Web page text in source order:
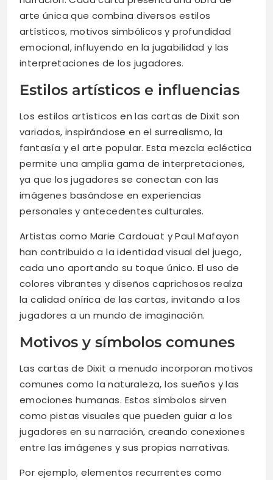
arte única que combina diversos estilos
artísticos, motivos simbólicos y profundidad
emocional, influyendo en la jugabilidad y las
interpretaciones de los jugadores.
Estilos artísticos e influencias
Los estilos artísticos en las cartas de Dixit son
variados, inspirándose en el surrealismo, la
fantasía y el arte popular. Esta mezcla ecléctica
permite una amplia gama de interpretaciones,
ya que los jugadores se conectan con las
imágenes basándose en experiencias
personales y antecedentes culturales.
Artistas como Marie Cardouat y Paul Mafayon
han contribuido a la identidad visual del juego,
cada uno aportando su toque único. El uso de
colores vibrantes y diseños caprichosos realza
la calidad onírica de las cartas, invitando a los
jugadores a un mundo de imaginación.
Motivos y símbolos comunes
Las cartas de Dixit a menudo incorporan motivos
comunes como la naturaleza, los sueños y las
emociones humanas. Estos símbolos sirven
como pistas visuales que pueden guiar a los
jugadores en su narración, creando conexiones
entre las imágenes y sus propias narrativas.
Por ejemplo, elementos recurrentes como